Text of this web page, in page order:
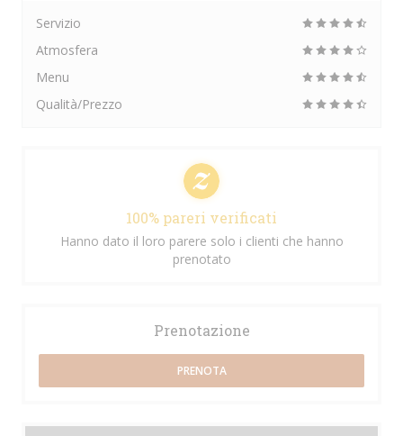
Servizio
Atmosfera
Menu
Qualità/Prezzo
100% pareri verificati
Hanno dato il loro parere solo i clienti che hanno
prenotato
Prenotazione
PRENOTA